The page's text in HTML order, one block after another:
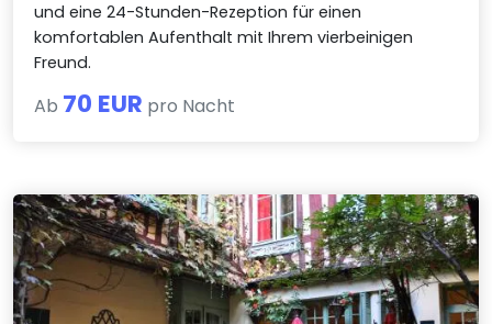
und eine 24-Stunden-Rezeption für einen
komfortablen Aufenthalt mit Ihrem vierbeinigen
Freund.
Ab 70 EUR pro Nacht